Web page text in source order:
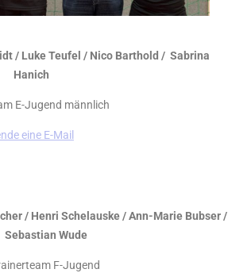
/ Luke Teufel / Nico Barthold / Sabrina
Hanich
E-Jugend männlich
eine E-Mail
/ Henri Schelauske / Ann-Marie Bubser /
Sebastian Wude
F-Jugend